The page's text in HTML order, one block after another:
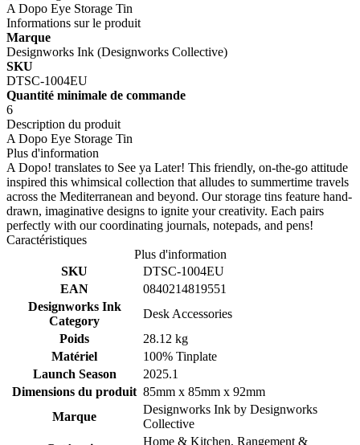
A Dopo Eye Storage Tin
Informations sur le produit
Marque
Designworks Ink (Designworks Collective)
SKU
DTSC-1004EU
Quantité minimale de commande
6
Description du produit
A Dopo Eye Storage Tin
Plus d'information
A Dopo! translates to See ya Later! This friendly, on-the-go attitude
inspired this whimsical collection that alludes to summertime travels
across the Mediterranean and beyond. Our storage tins feature hand-
drawn, imaginative designs to ignite your creativity. Each pairs
perfectly with our coordinating journals, notepads, and pens!
Caractéristiques
Plus d'information
SKU
DTSC-1004EU
EAN
0840214819551
Designworks Ink
Category
Desk Accessories
Poids
28.12 kg
Matériel
100% Tinplate
Launch Season
2025.1
Dimensions du produit 85mm x 85mm x 92mm
Marque
Designworks Ink by Designworks
Collective
Home & Kitchen, Rangement &